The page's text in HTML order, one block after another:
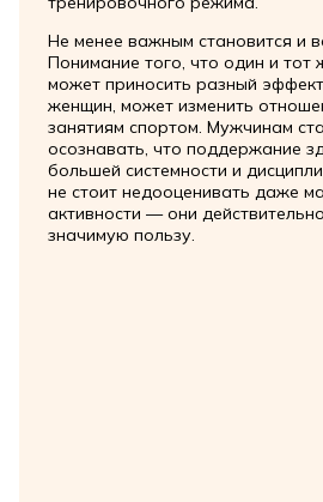
Не менее важным становится и
Понимание того, что один и тот
может приносить разный
женщин, может изменить
занятиям спортом. Мужчинам
осознавать, что поддержание
большей системности и
не стоит недооценивать даже
активности — они
значимую пользу.